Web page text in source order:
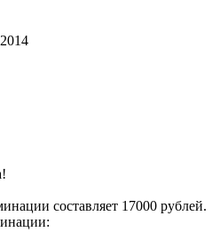
составляет 17000 рублей.